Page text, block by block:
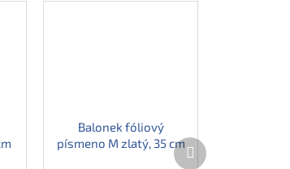
Balonek fóliový
písmeno M zlatý, 35 cm
Další
produkt